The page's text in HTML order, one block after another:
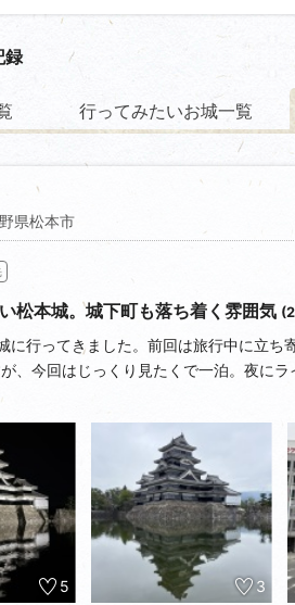
録
行ってみたいお城一覧
県松本市
松本城。城下町も落ち着く雰囲気
に行ってきました。前回は旅行中に立
、今回はじっくり見たくで一泊。夜に
堪能した後、朝ウォーキングがてら歩
すると明らかに道がクランクしている。
前に大手門の指標あり。歩きながら回る
いる気がします。
すると、8:30の開門を待つ観光客がイ
場所で朝の風景を撮影後、列に並びます。
に事前電子予約しておいた効果で列が分
すめです。そして9:00になると写真撮影
5 3